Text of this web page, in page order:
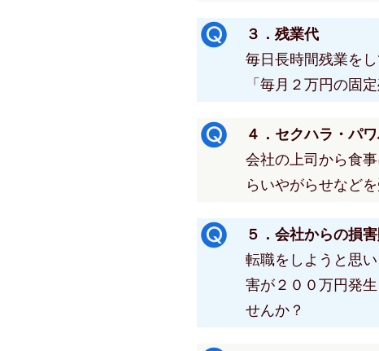
３．残業代
毎日長時間残業を
「毎月２万円の固
４．セクハラ・パ
会社の上司から食
らいやがらせなど
５．会社からの損
転職をしようと思
害が２００万円発
せんか？